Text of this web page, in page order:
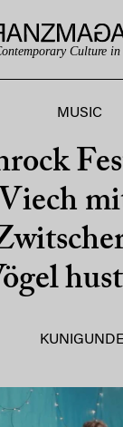
Culture
MUSIC